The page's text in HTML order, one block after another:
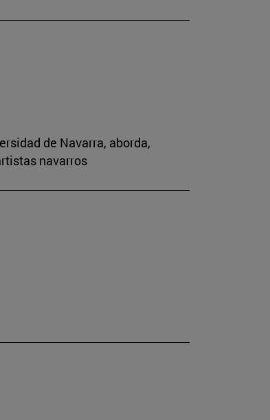
de Navarra, aborda,
navarros